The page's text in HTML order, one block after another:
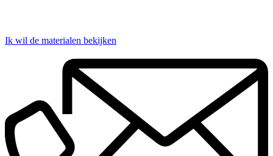
Ik wil de materialen bekijken